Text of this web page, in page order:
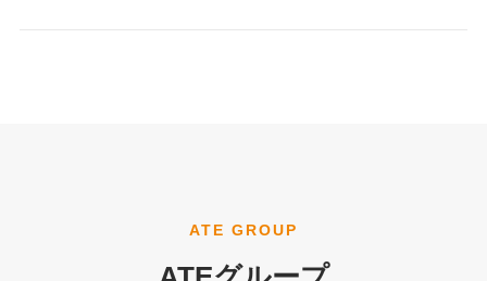
ATE GROUP